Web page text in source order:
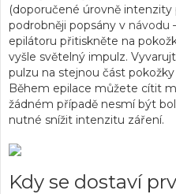
(doporučené úrovně
podrobněji popsány v návodu
epilátoru přitiskněte na
vyšle světelný impulz.
pulzu na stejnou část
Během epilace můžete cítit
žádném případě nesmí být
nutné snížit intenzitu záření.
Kdy se dostaví